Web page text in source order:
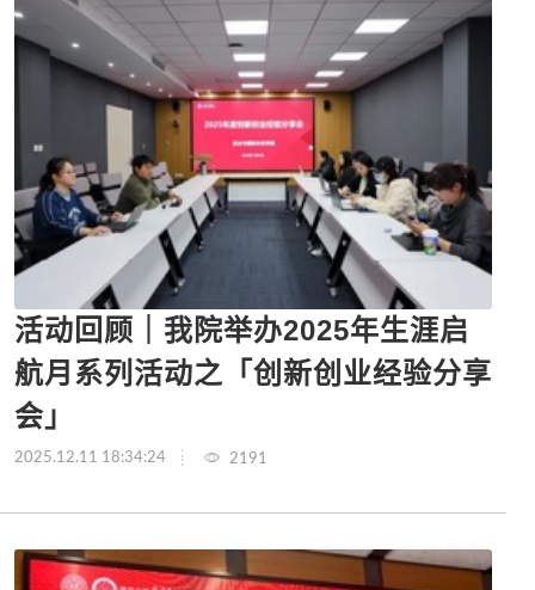
活动回顾｜我院举办2025年生涯启
航月系列活动之「创新创业经验分享
会」
2025.12.11 18:34:24 2191